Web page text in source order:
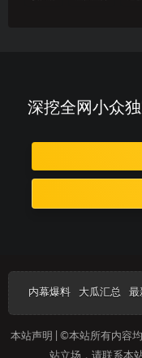
深挖全网小众
内幕爆料 大瓜汇总 最
本站声明 | ©本站所有内容
站立场，请联系本